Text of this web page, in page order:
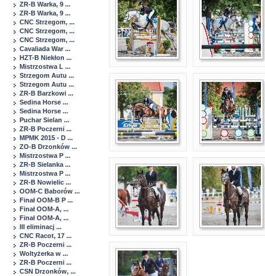
ZR-B Warka, 9 ...
ZR-B Warka, 9 ...
CNC Strzegom, ...
CNC Strzegom, ...
CNC Strzegom, ...
Cavaliada War ...
HZT-B Niekłon ...
Mistrzostwa L ...
Strzegom Autu ...
Strzegom Autu ...
ZR-B Barzkowi ...
Sedina Horse ...
Sedina Horse ...
Puchar Sielan ...
ZR-B Poczerni ...
MPMK 2015 - D ...
ZO-B Drzonków ...
Mistrzostwa P ...
ZR-B Sielanka ...
Mistrzostwa P ...
ZR-B Nowielic ...
OOM-C Baborów ...
Finał OOM-B P ...
Finał OOM-A, ...
Finał OOM-A, ...
III eliminacj ...
CNC Racot, 17 ...
ZR-B Poczerni ...
Woltyżerka w ...
ZR-B Poczerni ...
CSN Drzonków, ...